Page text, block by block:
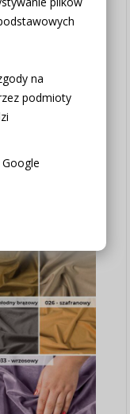
na
podmioty
spowodować